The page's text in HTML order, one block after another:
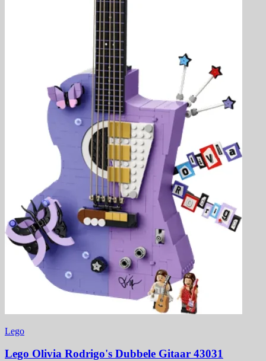
Lego
Lego Olivia Rodrigo's Dubbele Gitaar 43031